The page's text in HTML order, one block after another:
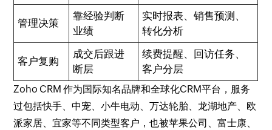
管理决策
靠经验判断
业绩
实时报表、销售预测、
转化分析
客户复购
成交后跟进
断层
续费提醒、回访任务、
客户分层
Zoho CRM 作为国际知名品牌和全球化CRM平台，服务
过包括快手、中宠、小牛电动、万达轮胎、龙湖地产、欧
派家居、宜家等不同类型客户，也被苹果公司、富士康、